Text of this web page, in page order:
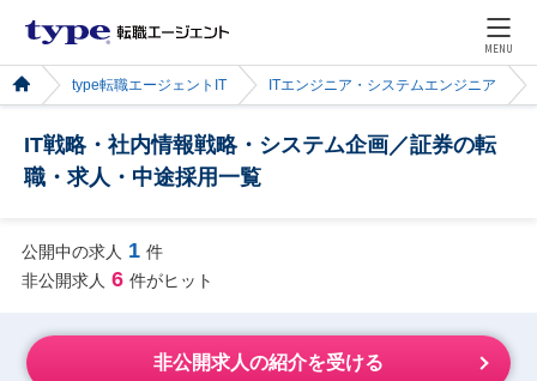
MENU
type転職エージェントIT ITエンジニア・システムエンジニア
IT戦略・社内情報戦略・システム企画／証券の転
職・求人・中途採用一覧
公開中の求人 1 件
非公開求人 6 件がヒット
非公開求人の紹介を受ける